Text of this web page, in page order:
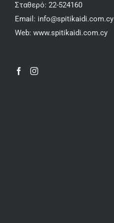
Σταθερό: 22-524160
Email: info@spitikaidi.com.cy
Web: www.spitikaidi.com.cy